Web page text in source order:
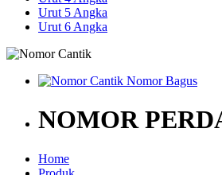
Urut 5 Angka
Urut 6 Angka
NOMOR
Home